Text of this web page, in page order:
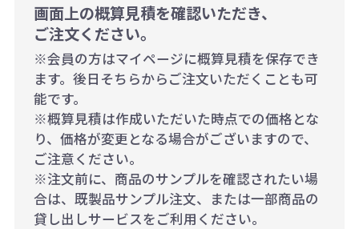
画面上の概算見積を確認いただき、
ご注文ください。
※会員の方はマイページに概算見積を保存でき
ます。後日そちらからご注文いただくことも可
能です。
※概算見積は作成いただいた時点での価格とな
り、価格が変更となる場合がございますので、
ご注意ください。
※注文前に、商品のサンプルを確認されたい場
合は、既製品サンプル注文、または一部商品の
貸し出しサービスをご利用ください。